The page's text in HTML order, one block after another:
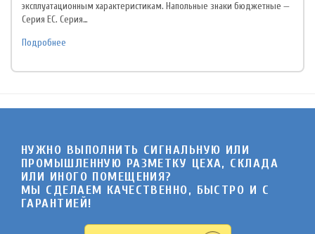
эксплуатационным характеристикам. Напольные знаки бюджетные —
Серия EC. Серия…
Подробнее
НУЖНО ВЫПОЛНИТЬ СИГНАЛЬНУЮ ИЛИ
ПРОМЫШЛЕННУЮ РАЗМЕТКУ ЦЕХА, СКЛАДА
ИЛИ ИНОГО ПОМЕЩЕНИЯ?
МЫ СДЕЛАЕМ КАЧЕСТВЕННО, БЫСТРО И C
ГАРАНТИЕЙ!